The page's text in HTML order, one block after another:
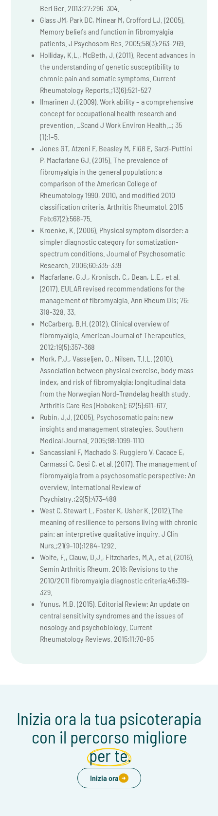
Berl Ger. 2013;27:296–304.
Glass JM, Park DC, Minear M, Crofford LJ. (2005).
Memory beliefs and function in fibromyalgia
patients. J Psychosom Res. 2005;58(3):263–269.
Holliday, K.L., McBeth, J. (2011). Recent advances in
the understanding of genetic susceptibility to
chronic pain and somatic symptoms. Current
Rheumatology Reports.;13(6):521-527
Ilmarinen J. (2009). Work ability – a comprehensive
concept for occupational health research and
prevention. _Scand J Work Environ Health._; 35
(1):1–5.
Jones GT, Atzeni F, Beasley M, Flüß E, Sarzi-Puttini
P, Macfarlane GJ. (2015). The prevalence of
fibromyalgia in the general population: a
comparison of the American College of
Rheumatology 1990, 2010, and modified 2010
classification criteria. Arthritis Rheumatol. 2015
Feb;67(2):568-75.
Kroenke, K. (2006). Physical symptom disorder: a
simpler diagnostic category for somatization-
spectrum conditions. Journal of Psychosomatic
Research. 2006;60:335-339
Macfarlane, G.J., Kronisch, C., Dean, L.E., et al.
(2017). EULAR revised recommendations for the
management of fibromyalgia. Ann Rheum Dis; 76:
318-328. 33.
McCarberg, B.H. (2012). Clinical overview of
fibromyalgia. American Journal of Therapeutics.
2012;19(5):357-368
Mork, P.J., Vasseljen, O., Nilsen, T.I.L. (2010).
Association between physical exercise, body mass
index, and risk of fibromyalgia: longitudinal data
from the Norwegian Nord-Trøndelag health study.
Arthritis Care Res (Hoboken); 62(5):611–617.
Rubin, J.J. (2005). Psychosomatic pain: new
insights and management strategies. Southern
Medical Journal. 2005;98:1099-1110
Sancassiani F, Machado S, Ruggiero V, Cacace E,
Carmassi C, Gesi C, et al. (2017). The management of
fibromyalgia from a psychosomatic perspective: An
overview. International Review of
Psychiatry.;29(5):473-488
West C, Stewart L, Foster K, Usher K. (2012).The
meaning of resilience to persons living with chronic
pain: an interpretive qualitative inquiry. J Clin
Nurs.;21(9–10):1284–1292.
Wolfe, F., Clauw, D.J., Fitzcharles, M.A., et al. (2016).
Semin Arthritis Rheum. 2016; Revisions to the
2010/2011 fibromyalgia diagnostic criteria;46:319–
329.
Yunus, M.B. (2015). Editorial Review: An update on
central sensitivity syndromes and the issues of
nosology and psychobiology. Current
Rheumatology Reviews. 2015;11:70-85
Inizia ora la tua psicoterapia
con il percorso migliore
per te.
Inizia ora